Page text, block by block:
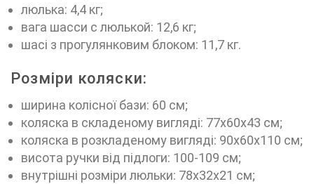
люлька: 4,4 кг;
вага шасси с люлькой: 12,6 кг;
шасі з прогулянковим блоком: 11,7 кг.
Розміри коляски:
ширина колісної бази: 60 см;
коляска в складеному вигляді: 77x60x43 см;
коляска в розкладеному вигляді: 90x60x110 см;
висота ручки від підлоги: 100-109 см;
внутрішні розміри люльки: 78х32х21 см;